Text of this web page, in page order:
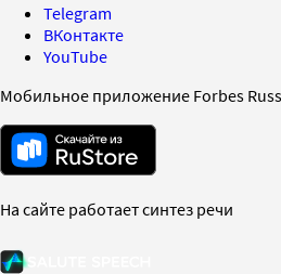
Telegram
ВКонтакте
YouTube
Мобильное приложение Forbes
На сайте работает синтез речи